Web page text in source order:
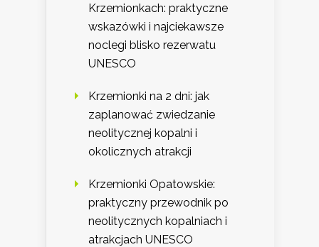
Krzemionkach: praktyczne
wskazówki i najciekawsze
noclegi blisko rezerwatu
UNESCO
Krzemionki na 2 dni: jak
zaplanować zwiedzanie
neolitycznej kopalni i
okolicznych atrakcji
Krzemionki Opatowskie:
praktyczny przewodnik po
neolitycznych kopalniach i
atrakcjach UNESCO